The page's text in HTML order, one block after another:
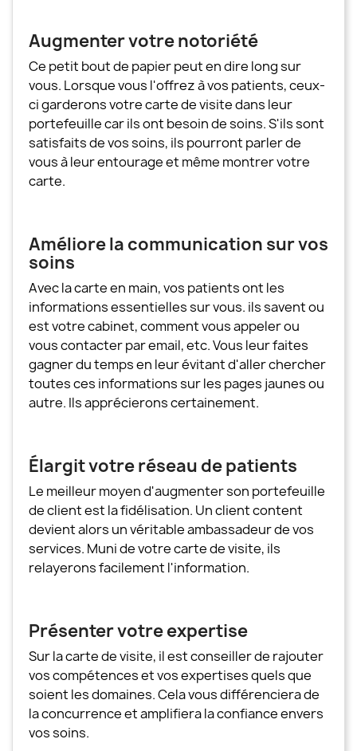
Augmenter votre notoriété
Ce petit bout de papier peut en dire long sur
vous. Lorsque vous l'offrez à vos patients, ceux-
ci garderons votre carte de visite dans leur
portefeuille car ils ont besoin de soins. S'ils sont
satisfaits de vos soins, ils pourront parler de
vous à leur entourage et même montrer votre
carte.
Améliore la communication sur vos
soins
Avec la carte en main, vos patients ont les
informations essentielles sur vous. ils savent ou
est votre cabinet, comment vous appeler ou
vous contacter par email, etc. Vous leur faites
gagner du temps en leur évitant d'aller chercher
toutes ces informations sur les pages jaunes ou
autre. Ils apprécierons certainement.
Élargit votre réseau de patients
Le meilleur moyen d'augmenter son portefeuille
de client est la fidélisation. Un client content
devient alors un véritable ambassadeur de vos
services. Muni de votre carte de visite, ils
relayerons facilement l'information.
Présenter votre expertise
Sur la carte de visite, il est conseiller de rajouter
vos compétences et vos expertises quels que
soient les domaines. Cela vous différenciera de
la concurrence et amplifiera la confiance envers
vos soins.